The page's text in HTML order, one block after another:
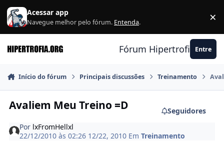
Ir para conteúdo
Acessar app
Navegue melhor pelo fórum. Entenda. ×
Fórum Hipertrofia.org
Entre
Início do fórum Principais discussões Treinamento
Avaliem Meu Treino =D
Seguidores
Por lxFromHellxl
22/12/2010 às 02:26 12/22, 2010 EmTreinamento